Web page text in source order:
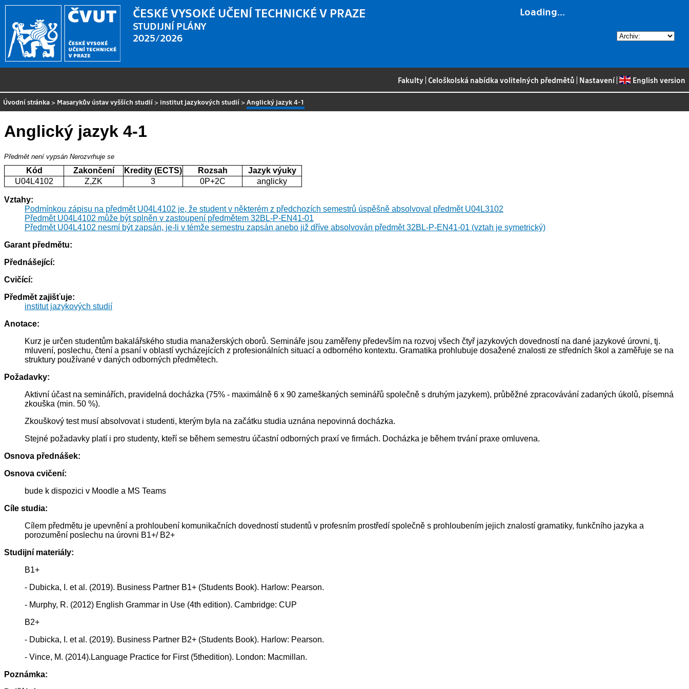
Loading...
ČESKÉ VYSOKÉ UČENÍ TECHNICKÉ V PRAZE
STUDIJNÍ PLÁNY
2025/2026
Fakulty |Celoškolská nabídka volitelných předmětů Nastavení| English version
Úvodní stránka > Masarykův ústav vyšších studií > institut jazykových studií > Anglický jazyk 4-1
Anglický jazyk 4-1
Předmět není vypsán Nerozvrhuje se
Kód Zakončení Kredity (ECTS) Rozsah
Jazyk výuky
U04L4102
Z,ZK 3 0P+2C anglicky
Vztahy:
Podmínkou zápisu na předmět U04L4102 je, že student v některém z předchozích semestrů úspěšně absolvoval předmět U04L3102
Předmět U04L4102 může být splněn v zastoupení předmětem 32BL-P-EN41-01
Předmět U04L4102 nesmí být zapsán, je-li v témže semestru zapsán anebo již dříve absolvován předmět 32BL-P-EN41-01 (vztah je symetrický)
Garant předmětu:
Přednášející:
Cvičící:
Předmět zajišťuje:
institut jazykových studií
Anotace:
Kurz je určen studentům bakalářského studia manažerských oborů. Semináře jsou zaměřeny především na rozvoj všech čtyř jazykových dovedností na dané jazykové úrovni, tj.
mluvení, poslechu, čtení a psaní v oblastí vycházejících z profesionálních situací a odborného kontextu. Gramatika prohlubuje dosažené znalosti ze středních škol a zaměřuje se na
struktury používané v daných odborných předmětech.
Požadavky:
Aktivní účast na seminářích, pravidelná docházka (75% - maximálně 6 x 90 zameškaných seminářů společně s druhým jazykem), průběžné zpracovávání zadaných úkolů, písemná
zkouška (min. 50 %).
Zkouškový test musí absolvovat i studenti, kterým byla na začátku studia uznána nepovinná docházka.
Stejné požadavky platí i pro studenty, kteří se během semestru účastní odborných praxí ve firmách. Docházka je během trvání praxe omluvena.
Osnova přednášek:
Osnova cvičení:
bude k dispozici v Moodle a MS Teams
Cíle studia:
Cílem předmětu je upevnění a prohloubení komunikačních dovedností studentů v profesním prostředí společně s prohloubením jejich znalostí gramatiky, funkčního jazyka a
porozumění poslechu na úrovni B1+/ B2+
Studijní materiály:
B1+
- Dubicka, I. et al. (2019). Business Partner B1+ (Students Book). Harlow: Pearson.
- Murphy, R. (2012) English Grammar in Use (4th edition). Cambridge: CUP
B2+
- Dubicka, I. et al. (2019). Business Partner B2+ (Students Book). Harlow: Pearson.
- Vince, M. (2014).Language Practice for First (5thedition). London: Macmillan.
Poznámka: